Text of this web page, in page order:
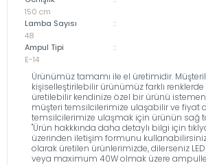
150 cm
Lamba Sayısı
:
48
Ampul Tipi
:
E-14
Ürünümüz tamamı ile el üretimidir.
kişiselleştirilebilir ürünümüz farklı
üretilebilir kendinize özel bir ürünü
müşteri temsilcilerimize ulaşabilir ve fiyat
temsilcilerimize ulaşmak için ürünün sağ
''Ürün hakkkında daha detaylı bilgi için
üzerinden iletişim formunu
olarak üretilen ürünlerimizde, dilerseniz
veya maximum 40W olmak üzere